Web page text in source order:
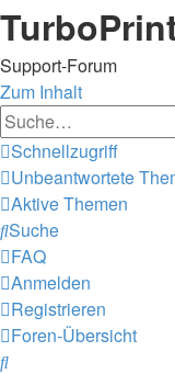
Support-Forum
Zum Inhalt
Schnellzugriff
Unbeantwortete
Aktive Themen
Suche
FAQ
Anmelden
Registrieren
Foren-Übersicht
Suche